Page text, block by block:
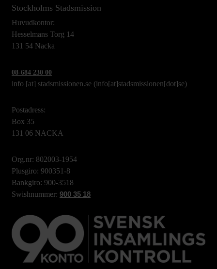
Stockholms Stadsmission
Huvudkontor:
Hesselmans Torg 14
131 54 Nacka
08-684 230 00
info [at] stadsmissionen.se (info[at]stadsmissionen[dot]se)
Postadress:
Box 35
131 06 NACKA
Org.nr: 802003-1954
Plusgiro: 900351-8
Bankgiro: 900-3518
Swishnummer: 900 35 18